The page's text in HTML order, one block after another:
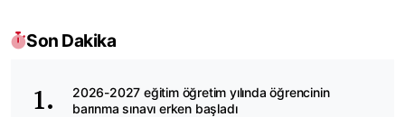
Son Dakika
2026-2027 eğitim öğretim yılında öğrencinin
barınma sınavı erken başladı